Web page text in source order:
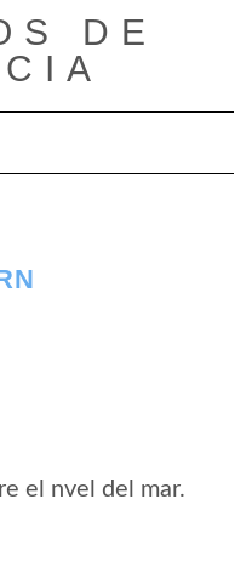
DE
modo de navegación
el nvel del mar.